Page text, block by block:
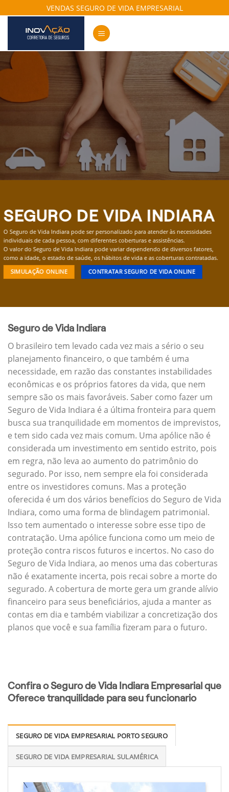
to
content
VENDAS SEGURO DE VIDA EMPRESARIAL
SEGURO DE VIDA INDIARA
O Seguro de Vida Indiara pode ser personalizado para atender às necessidades
individuais de cada pessoa, com diferentes coberturas e assistências.
O valor do Seguro de Vida Indiara pode variar dependendo de diversos fatores,
como a idade, o estado de saúde, os hábitos de vida e as coberturas contratadas.
SIMULAÇÃO ONLINE CONTRATAR SEGURO DE VIDA ONLINE
Seguro de Vida Indiara
O brasileiro tem levado cada vez mais a sério o seu
planejamento financeiro, o que também é uma
necessidade, em razão das constantes instabilidades
econômicas e os próprios fatores da vida, que nem
sempre são os mais favoráveis. Saber como fazer um
Seguro de Vida Indiara é a última fronteira para quem
busca sua tranquilidade em momentos de imprevistos,
e tem sido cada vez mais comum. Uma apólice não é
considerada um investimento em sentido estrito, pois
em regra, não leva ao aumento do patrimônio do
segurado. Por isso, nem sempre ela foi considerada
entre os investidores comuns. Mas a proteção
oferecida é um dos vários benefícios do Seguro de Vida
Indiara, como uma forma de blindagem patrimonial.
Isso tem aumentado o interesse sobre esse tipo de
contratação. Uma apólice funciona como um meio de
proteção contra riscos futuros e incertos. No caso do
Seguro de Vida Indiara, ao menos uma das coberturas
não é exatamente incerta, pois recai sobre a morte do
segurado. A cobertura de morte gera um grande alívio
financeiro para seus beneficiários, ajuda a manter as
contas em dia e também viabilizar a concretização dos
planos que você e sua família fizeram para o futuro.
Confira o Seguro de Vida Indiara Empresarial que
Oferece tranquilidade para seu funcionario
SEGURO DE VIDA EMPRESARIAL PORTO SEGURO
SEGURO DE VIDA EMPRESARIAL SULAMÉRICA